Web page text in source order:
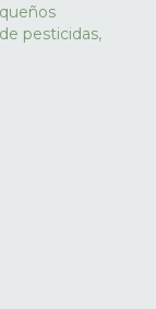
pesticidas,